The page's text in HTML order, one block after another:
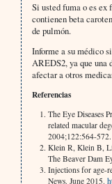
Si usted fuma o es ex
contienen beta
de pulmón.
Informe a su médico
AREDS2, ya que una
afectar a otros
Referencias
The Eye Diseases
related macular
2004;122:564-572.
Klein R, Klein B,
The Beaver Dam
Injections for age-
News. June 2015.